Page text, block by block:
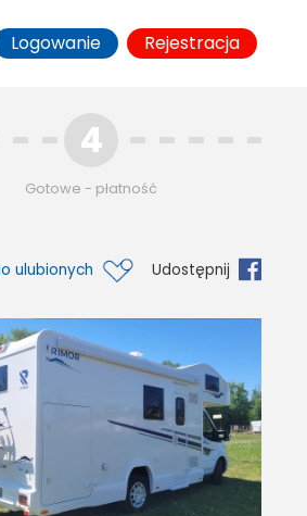
Logowanie Rejestracja
4
Gotowe - płatność
ulubionych Udostępnij